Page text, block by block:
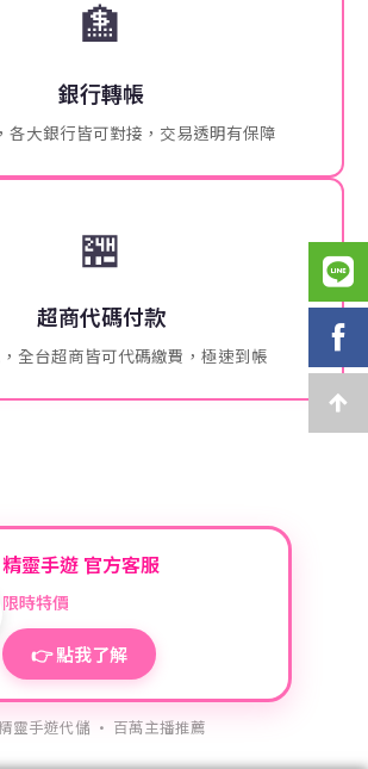
🏦
銀行轉帳
各大銀行皆可對接，交易透明有保障
🏪
超商代碼付款
全台超商皆可代碼繳費，極速到帳
精靈手遊 官方客服
限時特價
👉 點我了解
靈手遊代儲 · 百萬主播推薦